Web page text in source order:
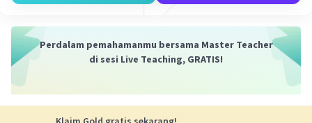
Perdalam pemahamanmu bersama Master Teacher
di sesi Live Teaching, GRATIS!